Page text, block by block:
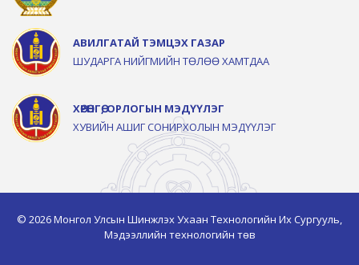
АВИЛГАТАЙ ТЭМЦЭХ ГАЗАР
ШУДАРГА НИЙГМИЙН ТӨЛӨӨ ХАМТДАА
ХӨРӨНГӨ, ОРЛОГЫН МЭДҮҮЛЭГ
ХУВИЙН АШИГ СОНИРХОЛЫН МЭДҮҮЛЭГ
© 2026 Монгол Улсын Шинжлэх Ухаан Технологийн Их Сургууль,
Мэдээллийн технологийн төв